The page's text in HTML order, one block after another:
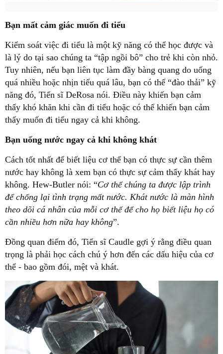
Bạn mất cảm giác muốn đi tiểu
Kiểm soát việc đi tiểu là một kỹ năng có thể học được và
là lý do tại sao chúng ta “tập ngồi bô” cho trẻ khi còn nhỏ.
Tuy nhiên, nếu bạn liên tục làm đầy bàng quang do uống
quá nhiều hoặc nhịn tiểu quá lâu, bạn có thể “đào thải” kỹ
năng đó, Tiến sĩ DeRosa nói. Điều này khiến bạn cảm
thấy khó khăn khi cần đi tiểu hoặc có thể khiến bạn cảm
thấy muốn đi tiểu ngay cả khi không.
Bạn uống nước ngay cả khi không khát
Cách tốt nhất để biết liệu cơ thể bạn có thực sự cần thêm
nước hay không là xem bạn có thực sự cảm thấy khát hay
không. Hew-Butler nói: “Cơ thể chúng ta được lập trình
để chống lại tình trạng mất nước. Khát nước là màn hình
theo dõi cá nhân của mỗi cơ thể để cho họ biết liệu họ có
cần nhiều hơn nữa hay không”.
Đồng quan điểm đó, Tiến sĩ Caudle gợi ý rằng điều quan
trọng là phải học cách chú ý hơn đến các dấu hiệu của cơ
thể - bao gồm đói, mệt và khát.